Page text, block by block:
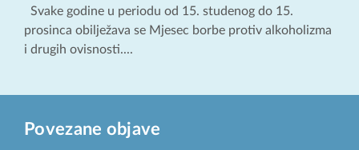
Svake godine u periodu od 15. studenog do 15.
prosinca obilježava se Mjesec borbe protiv alkoholizma
i drugih ovisnosti....
Povezane objave